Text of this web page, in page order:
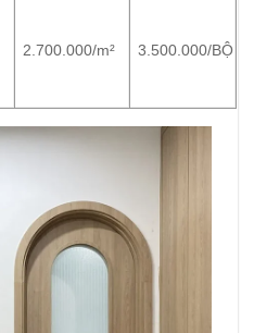
2.700.000/m² 3.500.000/BỘ